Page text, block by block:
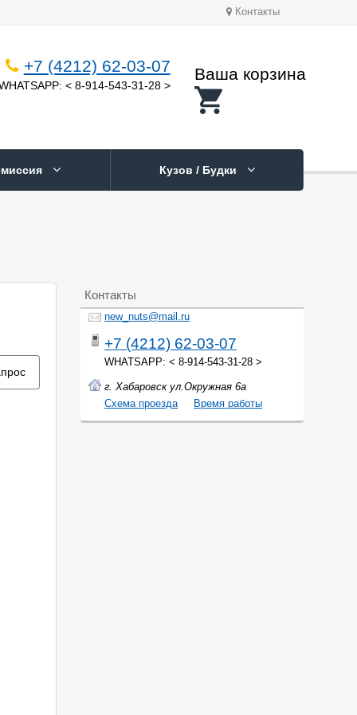
Контакты
+7 (4212) 62-03-07
< 8-914-543-31-28 >
Ваша корзина
Кузов / Будки
Контакты
new_nuts@mail.ru
+7 (4212) 62-03-07
WHATSAPP: < 8-914-543-31-28 >
г. Хабаровск ул.Окружная 6а
Cхема проезда
Время работы